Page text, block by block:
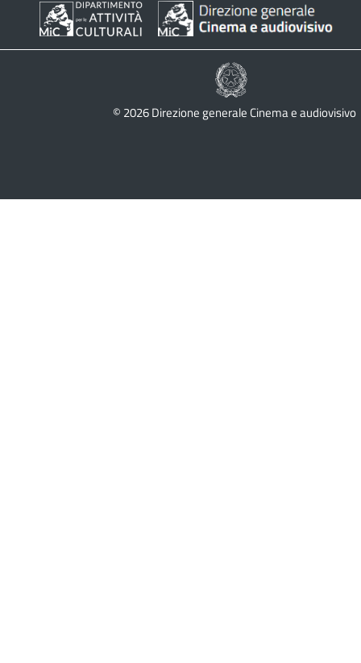
© 2026 Direzione generale Cinema e audiovisivo